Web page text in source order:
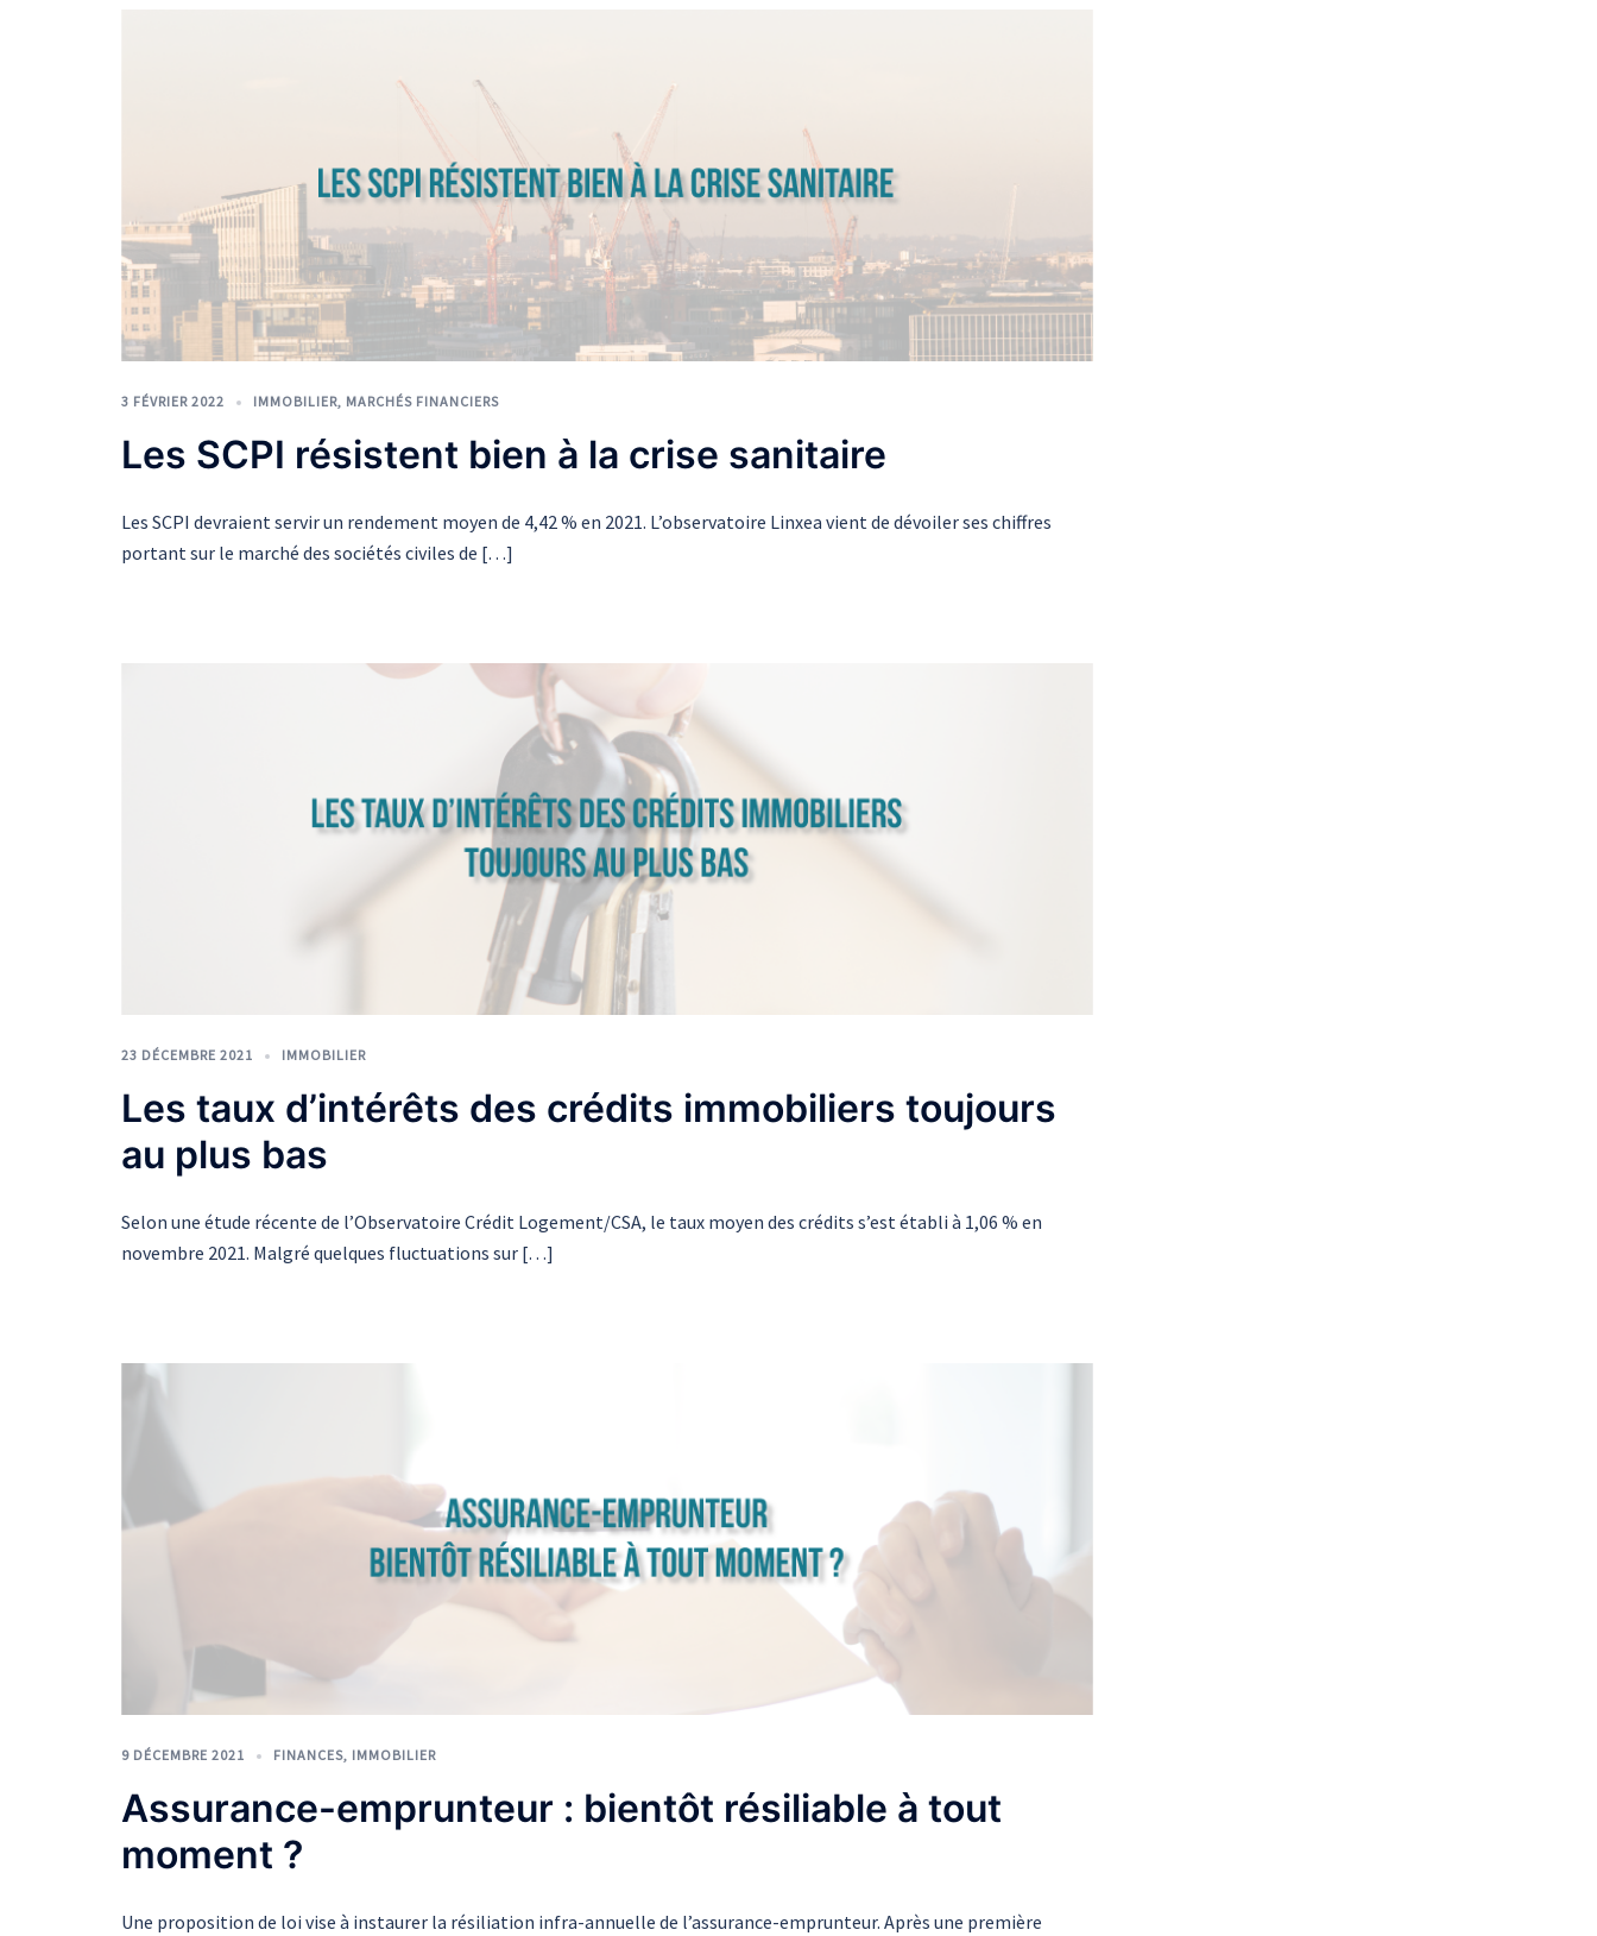
3 FÉVRIER 2022 IMMOBILIER, MARCHÉS FINANCIERS
Les SCPI résistent bien à la crise sanitaire
Les SCPI devraient servir un rendement moyen de 4,42 % en 2021. L’observatoire Linxea vient de dévoiler ses chiffres
portant sur le marché des sociétés civiles de […]
23 DÉCEMBRE 2021 IMMOBILIER
Les taux d’intérêts des crédits immobiliers toujours
au plus bas
Selon une étude récente de l’Observatoire Crédit Logement/CSA, le taux moyen des crédits s’est établi à 1,06 % en
novembre 2021. Malgré quelques fluctuations sur […]
9 DÉCEMBRE 2021 FINANCES, IMMOBILIER
Assurance-emprunteur : bientôt résiliable à tout
moment ?
Une proposition de loi vise à instaurer la résiliation infra-annuelle de l’assurance-emprunteur. Après une première